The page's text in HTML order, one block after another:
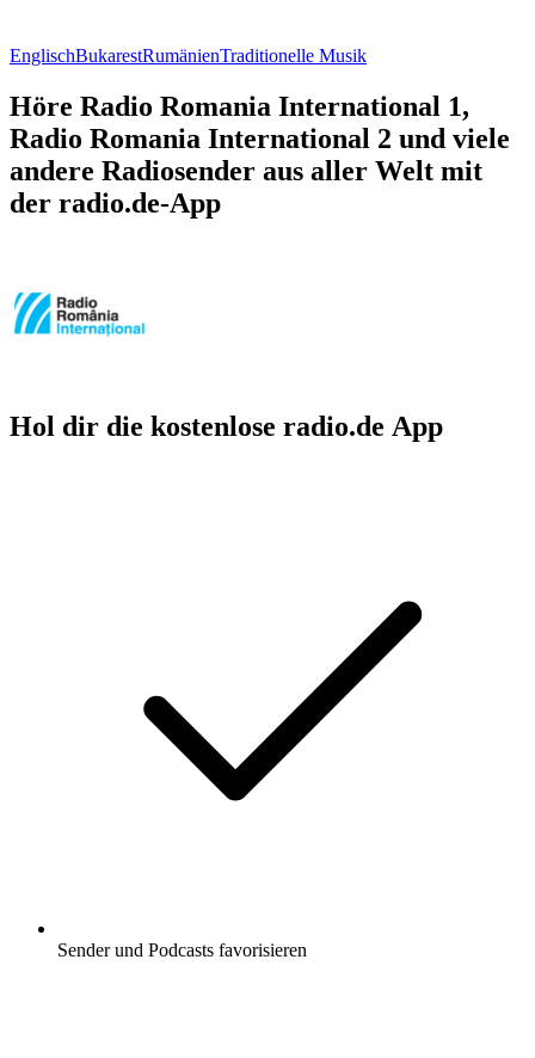
EnglischBukarestRumänienTraditionelle Musik
Höre Radio Romania International 1,
Radio Romania International 2 und viele
andere Radiosender aus aller Welt mit
der radio.de-App
Hol dir die kostenlose radio.de App
Sender und Podcasts favorisieren